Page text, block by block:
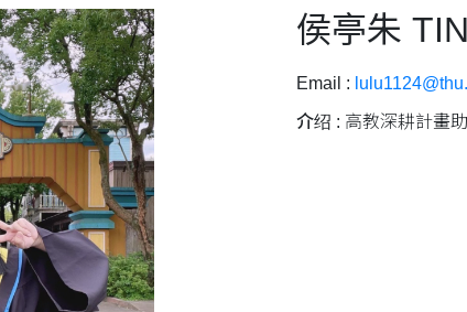
侯亭朱
Email :
介绍 : 高教深耕計畫